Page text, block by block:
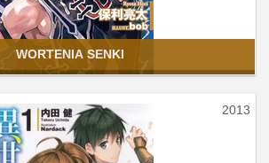
WORTENIA SENKI
2013